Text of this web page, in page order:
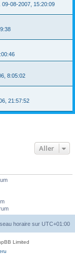
09-08-2007, 15:20:09
8:05:02
21:57:52
Aller
horaire sur UTC+01:00
Limited